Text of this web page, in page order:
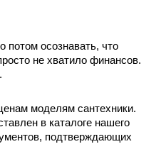
потом осознавать, что
не хватило финансов.
моделям сантехники.
в каталоге нашего
подтверждающих